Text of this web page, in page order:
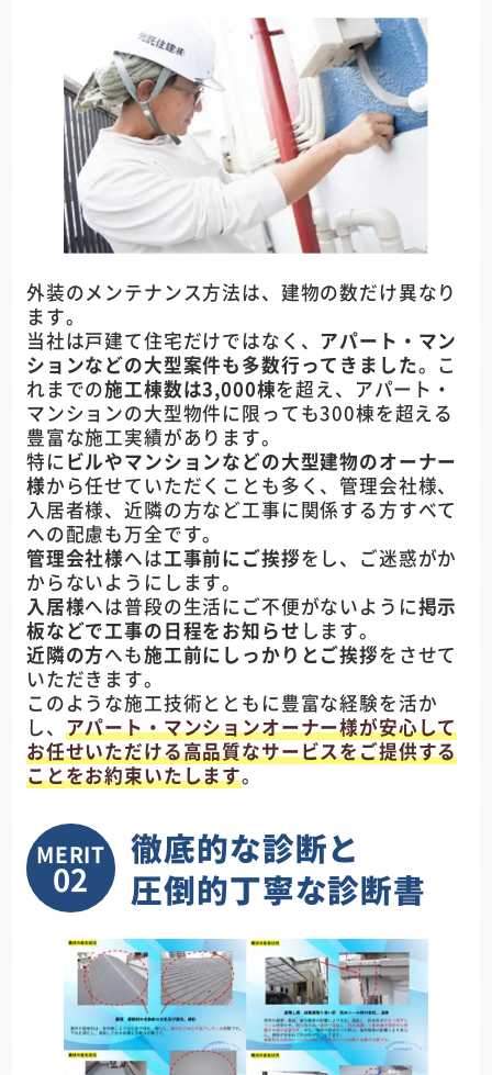
外装のメンテナンス方法は、建物の数だけ異なり
ます。
当社は戸建て住宅だけではなく、 アパート・マン
ションなどの大型案件も多数行ってきました。こ
れまでの施工棟数は3,000棟を超え、アパート・
マンションの大型物件に限っても300棟を超える
豊富な施工実績があります。
特に ビルやマンションなどの大型建物のオーナー
様から任せていただくことも多く、管理会社様、
入居者様、近隣の方など工事に関係する方すべて
への配慮も万全です。
管理会社様へは工事前にご挨拶をし、ご迷惑がか
からないようにします。
入居様へは普段の生活にご不便がないように掲示
板などで工事の日程をお知らせ します。
近隣の方へも施工前にしっかりとご挨拶をさせて
いただきます。
このような施工技術とともに豊富な経験を活か
し、 アパート・マンションオーナー様が安心して
お任せいただける高品質なサービスをご提供する
ことをお約束いたします。
MERIT
02
徹底的な診断と
圧倒的丁寧な診断書